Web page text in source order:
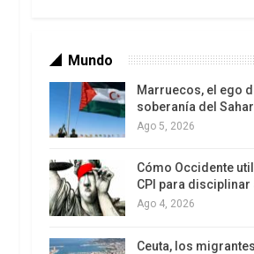
Los latinos le van dando la espalda a
Mundo
Marruecos, el ego
soberanía del
Ago 5, 2026
Cómo Occidente
CPI para disciplinar
Ago 4, 2026
Ceuta, los